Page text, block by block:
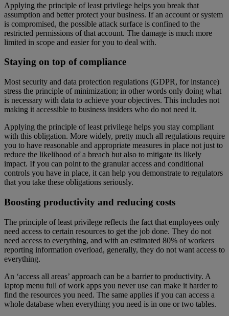
Applying the principle of least privilege helps you break that
assumption and better protect your business. If an account or system
is compromised, the possible attack surface is confined to the
restricted permissions of that account. The damage is much more
limited in scope and easier for you to deal with.
Staying on top of compliance
Most security and data protection regulations (GDPR, for instance)
stress the principle of minimization; in other words only doing what
is necessary with data to achieve your objectives. This includes not
making it accessible to business insiders who do not need it.
Applying the principle of least privilege helps you stay compliant
with this obligation. More widely, pretty much all regulations require
you to have reasonable and appropriate measures in place not just to
reduce the likelihood of a breach but also to mitigate its likely
impact. If you can point to the granular access and conditional
controls you have in place, it can help you demonstrate to regulators
that you take these obligations seriously.
Boosting productivity and reducing costs
The principle of least privilege reflects the fact that employees only
need access to certain resources to get the job done. They do not
need access to everything, and with an estimated 80% of workers
reporting information overload, generally, they do not want access to
everything.
An ‘access all areas’ approach can be a barrier to productivity. A
laptop menu full of work apps you never use can make it harder to
find the resources you need. The same applies if you can access a
whole database when everything you need is in one or two tables.